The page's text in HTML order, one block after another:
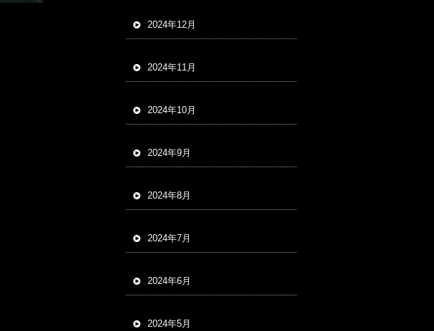
2024年12月
2024年11月
2024年10月
2024年9月
2024年8月
2024年7月
2024年6月
2024年5月